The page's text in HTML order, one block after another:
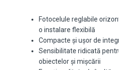
Fotocelule reglabile
o instalare flexibilă
Compacte și ușor de
Sensibilitate ridicată
obiectelor și mișcării